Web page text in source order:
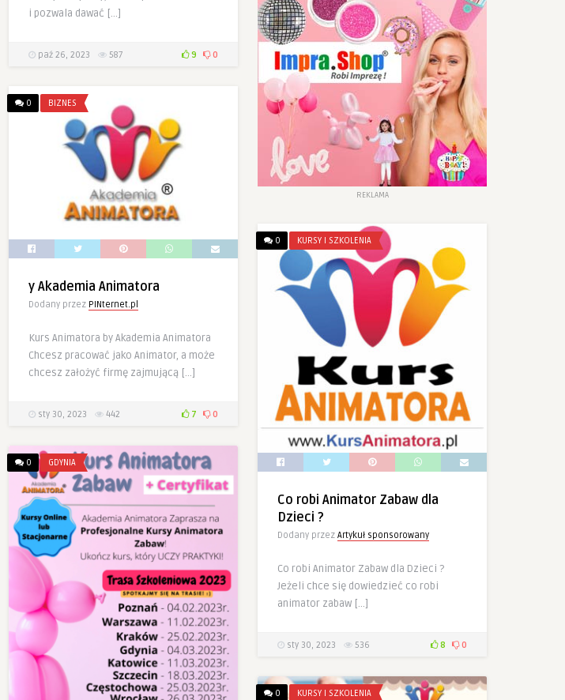
i pozwala dawać […]
paź 26, 2023 587 9 0
REKLAMA
0 BIZNES
y Akademia Animatora
Dodany przez PINternet.pl
Kurs Animatora by Akademia Animatora
Chcesz pracować jako Animator, a może
chcesz założyć firmę zajmującą […]
sty 30, 2023 442 7 0
0 KURSY I SZKOLENIA
Co robi Animator Zabaw dla
Dzieci ?
Dodany przez Artykuł sponsorowany
Co robi Animator Zabaw dla Dzieci ?
Jeżeli chce się dowiedzieć co robi
animator zabaw […]
sty 30, 2023 536 8 0
0 GDYNIA
0 KURSY I SZKOLENIA